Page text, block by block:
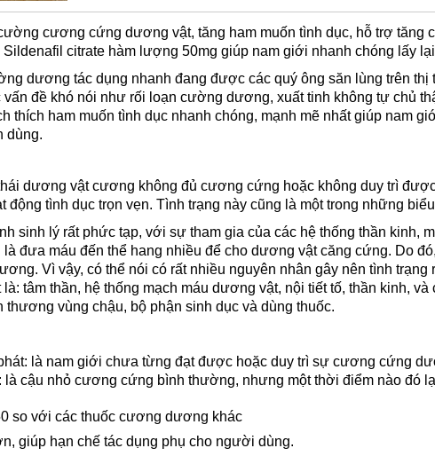
cương cứng dương vật, tăng ham muốn tình dục, hỗ trợ
citrate hàm lượng 50mg giúp nam giới nhanh chóng lấy
dương tác dụng nhanh đang được các quý ông săn lùng trên
đề khó nói như rối loạn cường dương, xuất tinh không tự chủ
thích ham muốn tình dục nhanh chóng, mạnh mẽ nhất giúp nam
dùng.
dương vật cương không đủ cương cứng hoặc không duy trì
động tình dục trọn vẹn. Tình trạng này cũng là một trong những
sinh lý rất phức tạp, với sự tham gia của các hệ thống thần kinh,
đưa máu đến thể hang nhiều để cho dương vật căng cứng. Do
Vì vậy, có thể nói có rất nhiều nguyên nhân gây nên tình
tâm thần, hệ thống mạch máu dương vật, nội tiết tố, thần kinh,
vùng chậu, bộ phận sinh dục và dùng thuốc.
là nam giới chưa từng đạt được hoặc duy trì sự cương cứng
cậu nhỏ cương cứng bình thường, nhưng một thời điểm nào đó
so với các thuốc cương dương khác
giúp hạn chế tác dụng phụ cho người dùng.